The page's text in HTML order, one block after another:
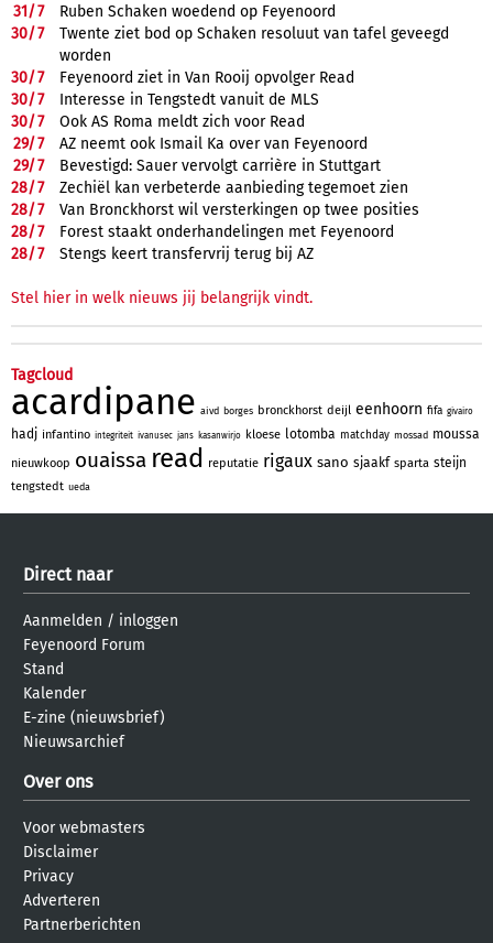
31/7
Ruben Schaken woedend op Feyenoord
30/7
Twente ziet bod op Schaken resoluut van tafel geveegd
worden
30/7
Feyenoord ziet in Van Rooij opvolger Read
30/7
Interesse in Tengstedt vanuit de MLS
30/7
Ook AS Roma meldt zich voor Read
29/7
AZ neemt ook Ismail Ka over van Feyenoord
29/7
Bevestigd: Sauer vervolgt carrière in Stuttgart
28/7
Zechiël kan verbeterde aanbieding tegemoet zien
28/7
Van Bronckhorst wil versterkingen op twee posities
28/7
Forest staakt onderhandelingen met Feyenoord
28/7 Stengs keert transfervrij terug bij AZ
Stel hier in welk nieuws jij belangrijk vindt.
Tagcloud
acardipane aivd borges bronckhorst deijl eenhoorn fifa givairo
hadj infantino integriteit ivanusec jans kasanwirjo kloese lotomba matchday mossad moussa
nieuwkoop ouaissa read reputatie rigaux sano sjaakf sparta steijn
tengstedt ueda
Direct naar
Aanmelden / inloggen
Feyenoord Forum
Stand
Kalender
E-zine (nieuwsbrief)
Nieuwsarchief
Over ons
Voor webmasters
Disclaimer
Privacy
Adverteren
Partnerberichten